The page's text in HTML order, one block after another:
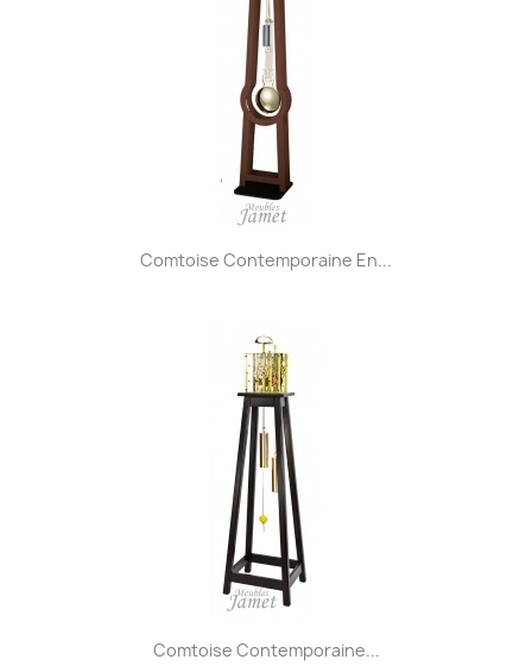
Comtoise Contemporaine En...
Comtoise Contemporaine...